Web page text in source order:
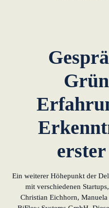
Ein weiterer Höhepunkt der
mit verschiedenen
Christian Eichhorn,